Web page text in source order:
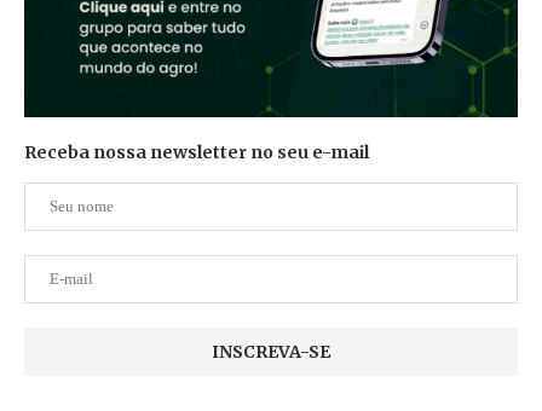
Receba nossa newsletter no seu e-mail